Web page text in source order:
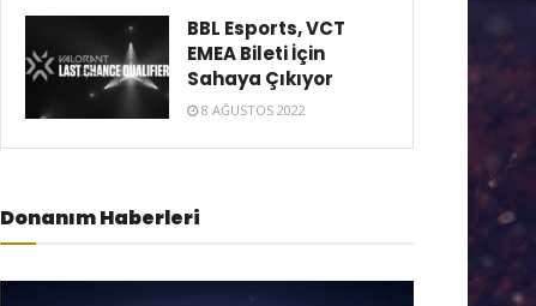
BBL Esports, VCT
EMEA Bileti İçin
Sahaya Çıkıyor
8 AĞUSTOS 2022
Donanım Haberleri